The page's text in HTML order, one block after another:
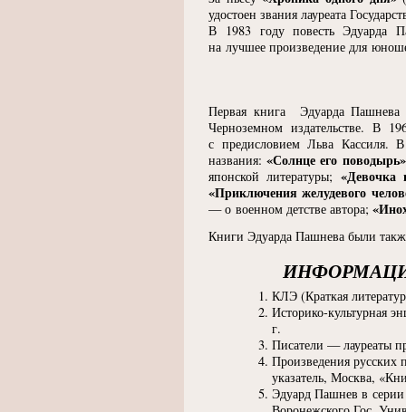
удостоен звания лауреата
В 1983 году повесть Эдуарда
на лучшее произведение для
Первая книга Эдуарда
Черноземном издательстве. В
с предисловием Льва Кассиля.
названия:«Солнце его поводырь»
японской литературы; «Девочка
«Приключения желудевого
— о военном детстве автора;
Книги Эдуарда Пашнева были
КЛЭ (Краткая
Историко-культурная
г.
Писатели — лауреаты
Произведения русских
указатель, Москва,
Эдуард Пашнев в серии